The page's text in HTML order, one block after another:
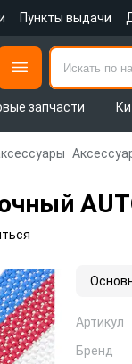
Пункты выдачи
запчасти
Артикул
Бренд